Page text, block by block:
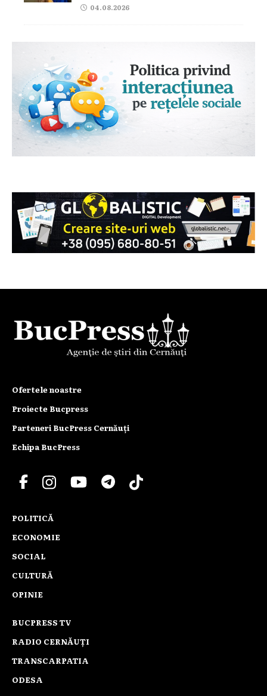
04.08.2026
Ofertele noastre
Proiecte Bucpress
Parteneri BucPress Cernăuți
Echipa BucPress
POLITICĂ
ECONOMIE
SOCIAL
CULTURĂ
OPINIE
BUCPRESS TV
RADIO CERNĂUȚI
TRANSCARPATIA
ODESA